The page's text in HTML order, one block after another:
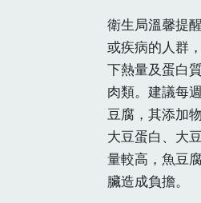
衛生局溫馨提
或疾病的人群
下熱量及蛋白
肉類。建議每
豆腐，其添加
大豆蛋白、大
量較高，魚豆
臟造成負擔。